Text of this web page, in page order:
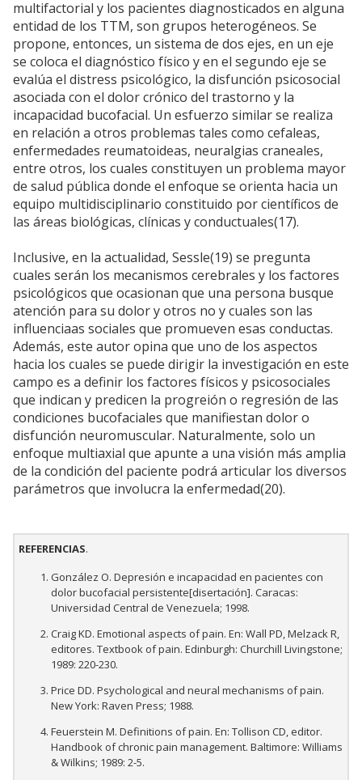
multifactorial y los pacientes diagnosticados en alguna
entidad de los TTM, son grupos heterogéneos. Se
propone, entonces, un sistema de dos ejes, en un eje
se coloca el diagnóstico físico y en el segundo eje se
evalúa el distress psicológico, la disfunción psicosocial
asociada con el dolor crónico del trastorno y la
incapacidad bucofacial. Un esfuerzo similar se realiza
en relación a otros problemas tales como cefaleas,
enfermedades reumatoideas, neuralgias craneales,
entre otros, los cuales constituyen un problema mayor
de salud pública donde el enfoque se orienta hacia un
equipo multidisciplinario constituido por científicos de
las áreas biológicas, clínicas y conductuales(17).
Inclusive, en la actualidad, Sessle(19) se pregunta
cuales serán los mecanismos cerebrales y los factores
psicológicos que ocasionan que una persona busque
atención para su dolor y otros no y cuales son las
influenciaas sociales que promueven esas conductas.
Además, este autor opina que uno de los aspectos
hacia los cuales se puede dirigir la investigación en este
campo es a definir los factores físicos y psicosociales
que indican y predicen la progreión o regresión de las
condiciones bucofaciales que manifiestan dolor o
disfunción neuromuscular. Naturalmente, solo un
enfoque multiaxial que apunte a una visión más amplia
de la condición del paciente podrá articular los diversos
parámetros que involucra la enfermedad(20).
REFERENCIAS.
González O. Depresión e incapacidad en pacientes con
dolor bucofacial persistente[disertación]. Caracas:
Universidad Central de Venezuela; 1998.
Craig KD. Emotional aspects of pain. En: Wall PD, Melzack R,
editores. Textbook of pain. Edinburgh: Churchill Livingstone;
1989: 220-230.
Price DD. Psychological and neural mechanisms of pain.
New York: Raven Press; 1988.
Feuerstein M. Definitions of pain. En: Tollison CD, editor.
Handbook of chronic pain management. Baltimore: Williams
& Wilkins; 1989: 2-5.